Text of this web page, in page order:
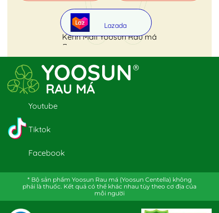
Kênh Mall Yoosun Rau má
Lazada
Youtube
Tiktok
Facebook
* Bộ sản phẩm Yoosun Rau má (Yoosun Centella) không
phải là thuốc. Kết quả có thể khác nhau tùy theo cơ địa của
mỗi người